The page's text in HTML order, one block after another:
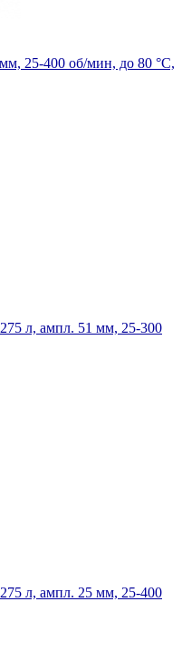
25-400 об/мин, до 80 °C,
л, ампл. 51 мм, 25-300
л, ампл. 25 мм, 25-400